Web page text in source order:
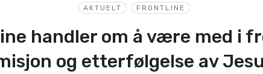
AKTUELT FRONTLINE
handler om å være med i
og etterfølgelse av